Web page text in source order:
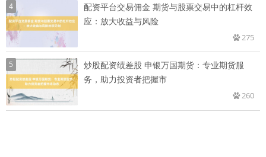
4
配资平台交易佣金 期货与股票交易中的杠杆效
应：放大收益与风险
275
5
炒股配资绩差股 申银万国期货：专业期货服
务，助力投资者把握市
260